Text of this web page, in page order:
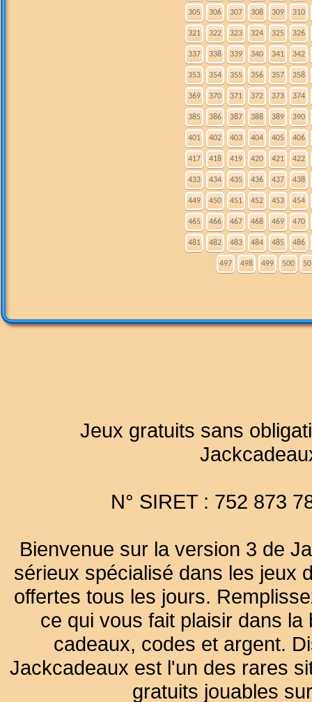
305 306 307 308 309 310
321 322 323 324 325 326
337 338 339 340 341 342
353 354 355 356 357 358
369 370 371 372 373 374
385 386 387 388 389 390
401 402 403 404 405 406
417 418 419 420 421 422
433 434 435 436 437 438
449 450 451 452 453 454
465 466 467 468 469 470
481 482 483 484 485 486
497 498 499 500
Jeux gratuits sans
N° SIRET : 752 873
Bienvenue sur la version 3 de
sérieux spécialisé dans les jeux
offertes tous les jours.
ce qui vous fait plaisir dans
cadeaux, codes et argent.
Jackcadeaux est l'un des rares
gratuits jouables